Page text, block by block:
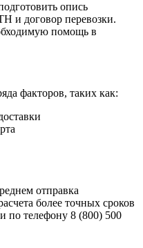
опись
и договор перевозки.
помощь в
факторов, таких как:
отправка
более точных сроков
по телефону 8 (800) 500